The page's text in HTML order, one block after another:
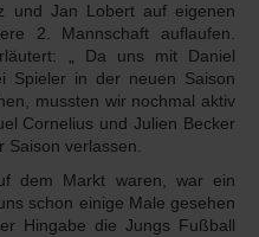
und Jan Lobert auf eigenen
2. Mannschaft auflaufen.
„ Da uns mit Daniel
Spieler in der neuen Saison
mussten wir nochmal aktiv
Cornelius und Julien Becker
verlassen.
dem Markt waren, war ein
schon einige Male gesehen
Hingabe die Jungs Fußball